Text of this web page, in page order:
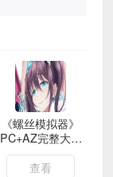
《螺丝模拟器》
PC+AZ完整大合
集
查看